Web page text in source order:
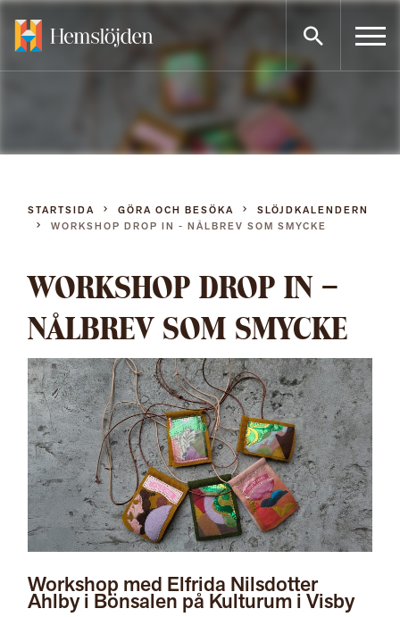
till
innehållet
STARTSIDA GÖRA OCH BESÖKA
SLÖJDKALENDERN
WORKSHOP DROP IN - NÅLBREV SOM SMYCKE
WORKSHOP DROP IN –
NÅLBREV SOM SMYCKE
Workshop med Elfrida Nilsdotter
Ahlby i Bönsalen på Kulturum i Visby